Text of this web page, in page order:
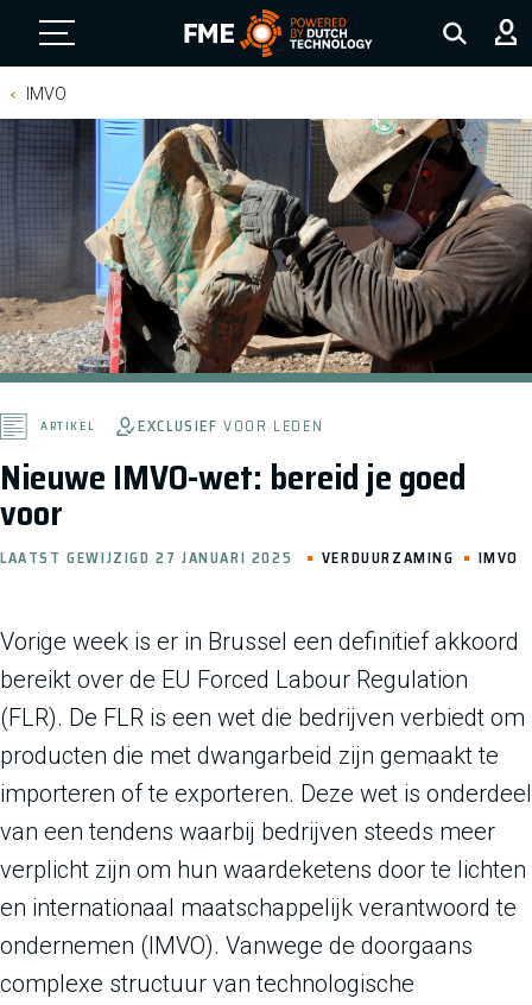
FME Logo, to the homepage
IMVO
Nieuwe IMVO-wet: bereid je goed
voor
ARTIKEL EXCLUSIEFVOOR LEDEN
LAATST GEWIJZIGD 27 JANUARI 2025 VERDUURZAMING IMVO
Vorige week is er in Brussel een definitief akkoord
bereikt over de EU Forced Labour Regulation
(FLR). De FLR is een wet die bedrijven verbiedt om
producten die met dwangarbeid zijn gemaakt te
importeren of te exporteren. Deze wet is onderdeel
van een tendens waarbij bedrijven steeds meer
verplicht zijn om hun waardeketens door te lichten
en internationaal maatschappelijk verantwoord te
ondernemen (IMVO). Vanwege de doorgaans
complexe structuur van technologische